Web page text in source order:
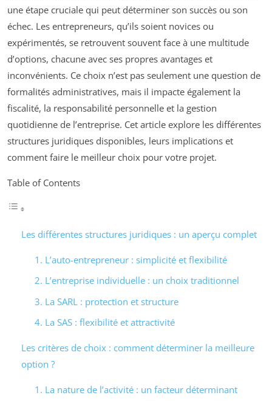
une étape cruciale qui peut déterminer son succès ou son
échec. Les entrepreneurs, qu’ils soient novices ou
expérimentés, se retrouvent souvent face à une multitude
d’options, chacune avec ses propres avantages et
inconvénients. Ce choix n’est pas seulement une question de
formalités administratives, mais il impacte également la
fiscalité, la responsabilité personnelle et la gestion
quotidienne de l’entreprise. Cet article explore les différentes
structures juridiques disponibles, leurs implications et
comment faire le meilleur choix pour votre projet.
Table of Contents
Les différentes structures juridiques : un aperçu complet
1. L’auto-entrepreneur : simplicité et flexibilité
2. L’entreprise individuelle : un choix traditionnel
3. La SARL : protection et structure
4. La SAS : flexibilité et attractivité
Les critères de choix : comment déterminer la meilleure
option ?
1. La nature de l’activité : un facteur déterminant